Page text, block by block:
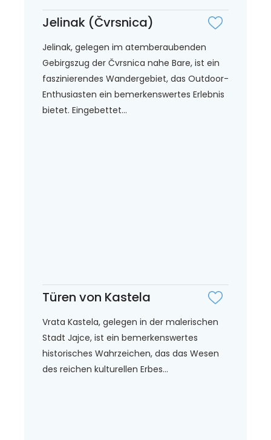
Jelinak (Čvrsnica)
Jelinak, gelegen im atemberaubenden
Gebirgszug der Čvrsnica nahe Bare, ist ein
faszinierendes Wandergebiet, das Outdoor-
Enthusiasten ein bemerkenswertes Erlebnis
bietet. Eingebettet...
Türen von Kastela
Vrata Kastela, gelegen in der malerischen
Stadt Jajce, ist ein bemerkenswertes
historisches Wahrzeichen, das das Wesen
des reichen kulturellen Erbes...